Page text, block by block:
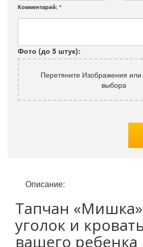
Комментарий: *
Фото (до 5 штук):
Перетяните Изображения
выбора
Описание:
Тапчан
уголок и
вашего ребенка